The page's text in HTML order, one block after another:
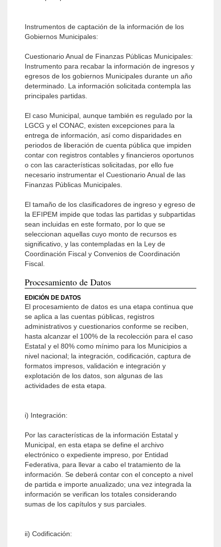
Instrumentos de captación de la información de los
Gobiernos Municipales:
Cuestionario Anual de Finanzas Públicas Municipales:
Instrumento para recabar la información de ingresos y
egresos de los gobiernos Municipales durante un año
determinado. La información solicitada contempla las
principales partidas.
El caso Municipal, aunque también es regulado por la
LGCG y el CONAC, existen excepciones para la
entrega de información, así como disparidades en
periodos de liberación de cuenta pública que impiden
contar con registros contables y financieros oportunos
o con las características solicitadas, por ello fue
necesario instrumentar el Cuestionario Anual de las
Finanzas Públicas Municipales.
El tamaño de los clasificadores de ingreso y egreso de
la EFIPEM impide que todas las partidas y subpartidas
sean incluidas en este formato, por lo que se
seleccionan aquellas cuyo monto de recursos es
significativo, y las contempladas en la Ley de
Coordinación Fiscal y Convenios de Coordinación
Fiscal.
Procesamiento de Datos
EDICIÓN DE DATOS
El procesamiento de datos es una etapa continua que
se aplica a las cuentas públicas, registros
administrativos y cuestionarios conforme se reciben,
hasta alcanzar el 100% de la recolección para el caso
Estatal y el 80% como mínimo para los Municipios a
nivel nacional; la integración, codificación, captura de
formatos impresos, validación e integración y
explotación de los datos, son algunas de las
actividades de esta etapa.
i) Integración:
Por las características de la información Estatal y
Municipal, en esta etapa se define el archivo
electrónico o expediente impreso, por Entidad
Federativa, para llevar a cabo el tratamiento de la
información. Se deberá contar con el concepto a nivel
de partida e importe anualizado; una vez integrada la
información se verifican los totales considerando
sumas de los capítulos y sus parciales.
ii) Codificación: